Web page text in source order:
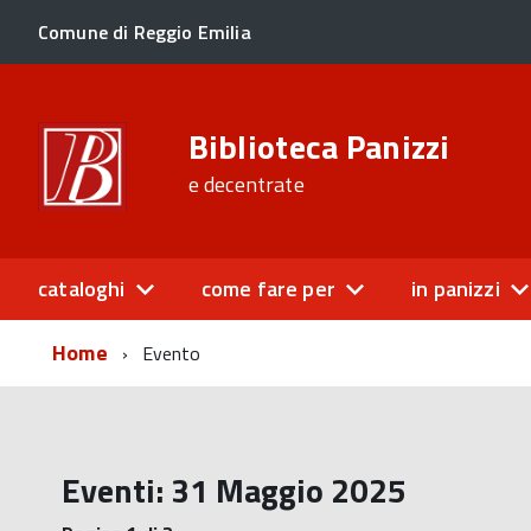
Comune di Reggio Emilia
Biblioteca Panizzi
e decentrate
cataloghi come fare per in panizzi
Home
Evento
Eventi: 31 Maggio 2025